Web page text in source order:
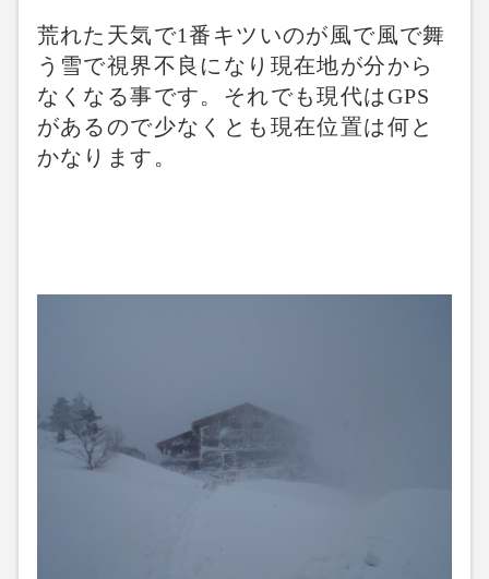
荒れた天気で1番キツいのが風で風で舞
う雪で視界不良になり現在地が分から
なくなる事です。それでも現代はGPS
があるので少なくとも現在位置は何と
かなります。